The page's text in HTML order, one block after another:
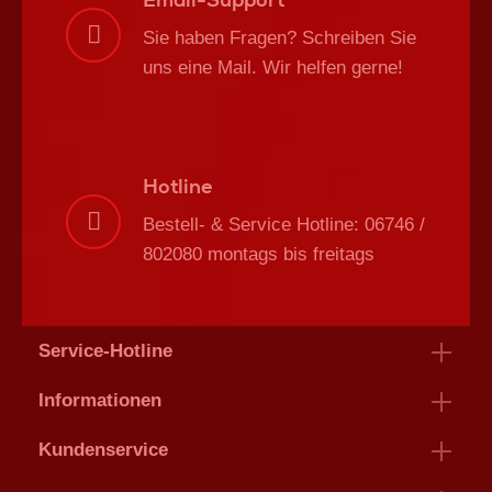
Sie haben Fragen? Schreiben Sie
uns eine Mail. Wir helfen gerne!
Hotline
Bestell- & Service Hotline: 06746 /
802080 montags bis freitags
Service-Hotline
Informationen
Kundenservice